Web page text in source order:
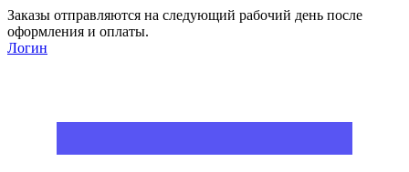
Заказы отправляются на следующий рабочий день после
оформления и оплаты.
Логин